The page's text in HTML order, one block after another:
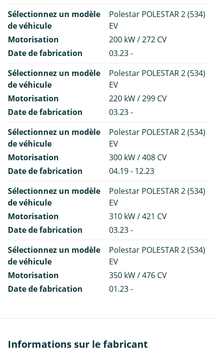
Sélectionnez un modèle
de véhicule
Polestar POLESTAR 2 (534)
EV
Motorisation
200 kW / 272 CV
Date de fabrication
03.23 -
Sélectionnez un modèle
de véhicule
Polestar POLESTAR 2 (534)
EV
Motorisation
220 kW / 299 CV
Date de fabrication
03.23 -
Sélectionnez un modèle
de véhicule
Polestar POLESTAR 2 (534)
EV
Motorisation
300 kW / 408 CV
Date de fabrication
04.19 - 12.23
Sélectionnez un modèle
de véhicule
Polestar POLESTAR 2 (534)
EV
Motorisation
310 kW / 421 CV
Date de fabrication
03.23 -
Sélectionnez un modèle
de véhicule
Polestar POLESTAR 2 (534)
EV
Motorisation
350 kW / 476 CV
Date de fabrication
01.23 -
Informations sur le fabricant